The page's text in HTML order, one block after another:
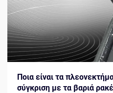
Ποια είναι τα
σύγκριση με τα βαριά